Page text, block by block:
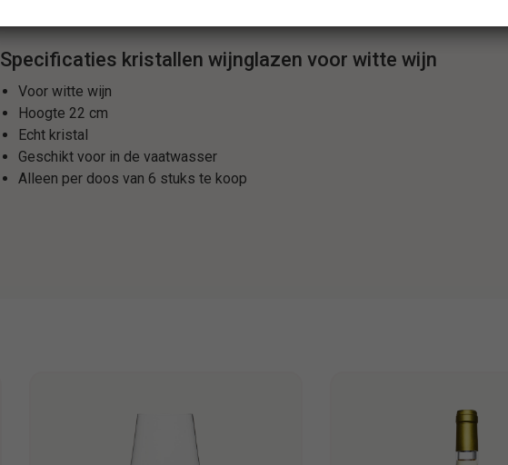
Specificaties kristallen wijnglazen voor witte wijn
Voor witte wijn
Hoogte 22 cm
Echt kristal
Geschikt voor in de vaatwasser
Alleen per doos van 6 stuks te koop